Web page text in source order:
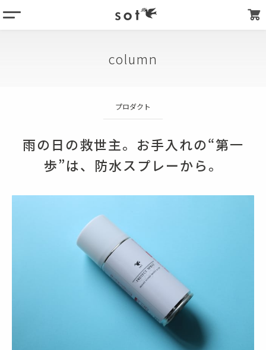
products
store list
column
プロダクト
雨の日の救世主。お手入れの“第一
歩”は、防水スプレーから。